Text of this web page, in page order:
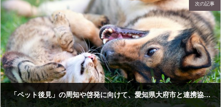
次の記事
「ペット後見」の周知や啓発に向けて、愛知県大府市と連携協定を締結しました。